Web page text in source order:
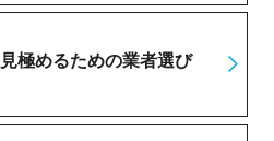
極めるための業者選び